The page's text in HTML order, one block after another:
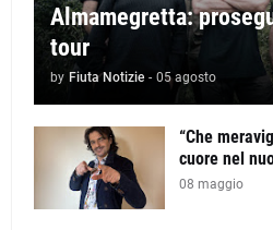
Almamegretta:
tour
by Fiuta Notizie - 05 agosto
“Che
cuore nel
08 maggio